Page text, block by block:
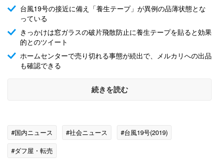
台風19号の接近に備え「養生テープ」が異例の品薄状態とな
っている
きっかけは窓ガラスの破片飛散防止に養生テープを貼ると効果
的とのツイート
ホームセンターで売り切れる事態が続出で、メルカリへの出品
も確認できる
続きを読む
#国内ニュース #社会ニュース
#台風19号(2019)
#ダフ屋・転売